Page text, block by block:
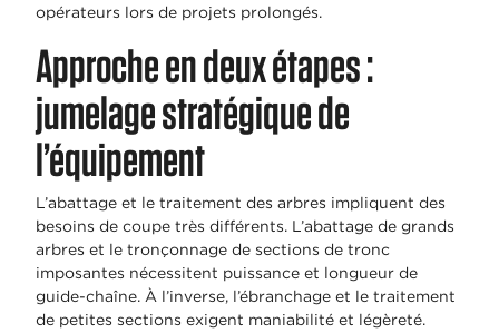
opérateurs lors de projets prolongés.
Approche en deux étapes :
jumelage stratégique de
l’équipement
L’abattage et le traitement des arbres impliquent des
besoins de coupe très différents. L’abattage de grands
arbres et le tronçonnage de sections de tronc
imposantes nécessitent puissance et longueur de
guide-chaîne. À l’inverse, l’ébranchage et le traitement
de petites sections exigent maniabilité et légèreté.